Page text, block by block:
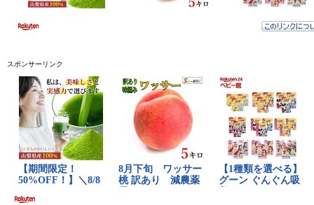
スポンサーリンク